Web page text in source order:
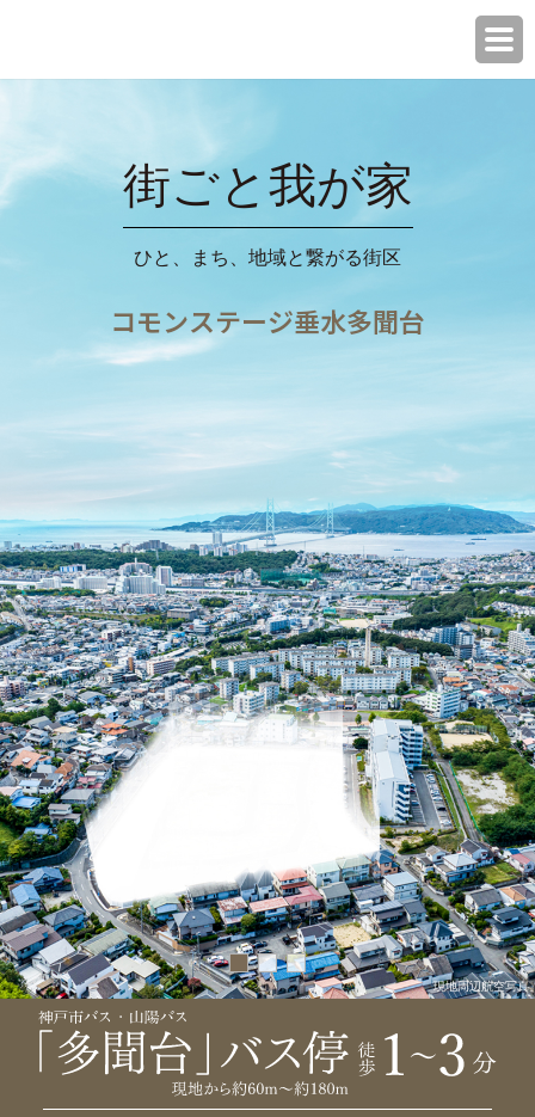
現地周辺航空写真
街ごと我が家
ひと、まち、地域と繋がる街区
コモンステージ垂水多聞台